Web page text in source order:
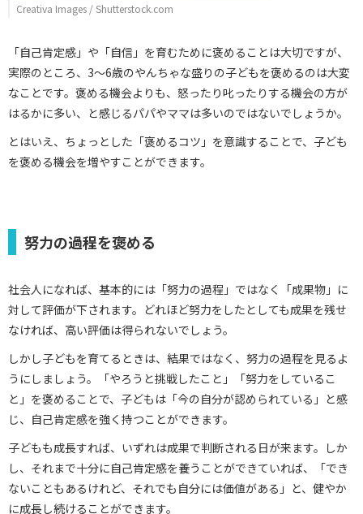
Creativa Images / Shutterstock.com
「自己肯定感」や「自信」を育むために褒めることは大切ですが、
実際のところ、3～6歳のやんちゃな盛りの子どもを褒めるのは大変
なことです。褒める機会よりも、怒ったり叱ったりする機会の方が
はるかに多い、と感じるパパやママは多いのではないでしょうか。
とはいえ、ちょっとした「褒めるコツ」を意識することで、子ども
を褒める機会を増やすことができます。
努力の過程を褒める
社会人になれば、基本的には「努力の過程」ではなく「成果物」に
対して評価が下されます。どれほど努力をしたとしても成果を残せ
なければ、高い評価は得られないでしょう。
しかし子どもを育てるときは、結果ではなく、努力の過程を見るよ
うにしましょう。「やろうと挑戦したこと」「努力をしているこ
と」を褒めることで、子どもは「今の自分が認められている」と感
じ、自己肯定感を強く持つことができます。
子どもも成長すれば、いずれは成果で判断される日が来ます。しか
し、それまで十分に自己肯定感を養うことができていれば、「でき
ないこともあるけれど、それでも自分には価値がある」と、健やか
に成長し続けることができます。